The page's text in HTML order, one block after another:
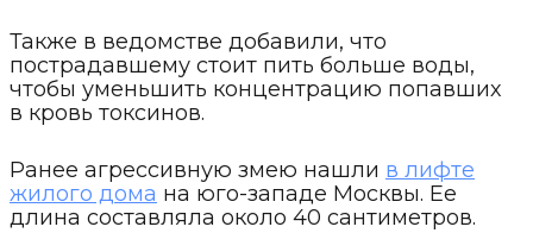
Также в ведомстве добавили, что
пострадавшему стоит пить больше воды,
чтобы уменьшить концентрацию попавших
в кровь токсинов.
Ранее агрессивную змею нашли в лифте
жилого дома на юго-западе Москвы. Ее
длина составляла около 40 сантиметров.